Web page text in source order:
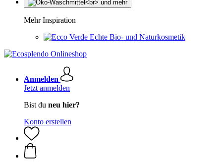
Mehr Inspiration
Echte Bio- und Naturkosmetik
Anmelden
Jetzt anmelden
Bist du neu hier?
Konto erstellen